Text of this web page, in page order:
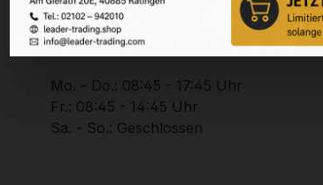
Unterstützung zu Ihrer Bestellung:
+49 (0) 2102 – 94201 – 0
Mo. - Do.: 08:45 - 17:45 Uhr
Fr.: 08:45 - 14:45 Uhr
Sa. - So.: Geschlossen